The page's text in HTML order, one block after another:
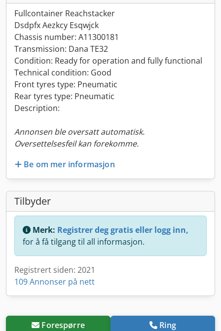
Fullcontainer Reachstacker
Dsdpfx Aezkcy Esqwjck
Chassis number: A11300181
Transmission: Dana TE32
Condition: Ready for operation and fully functional
Technical condition: Good
Front tyres type: Pneumatic
Rear tyres type: Pneumatic
Description:
Annonsen ble oversatt automatisk.
Oversettelsesfeil kan forekomme.
Be om mer informasjon
Tilbyder
Merk: Registrer deg gratis eller logg inn,
for å få tilgang til all informasjon.
Registrert siden: 2021
109 Annonser på nett
Forespørre Ring